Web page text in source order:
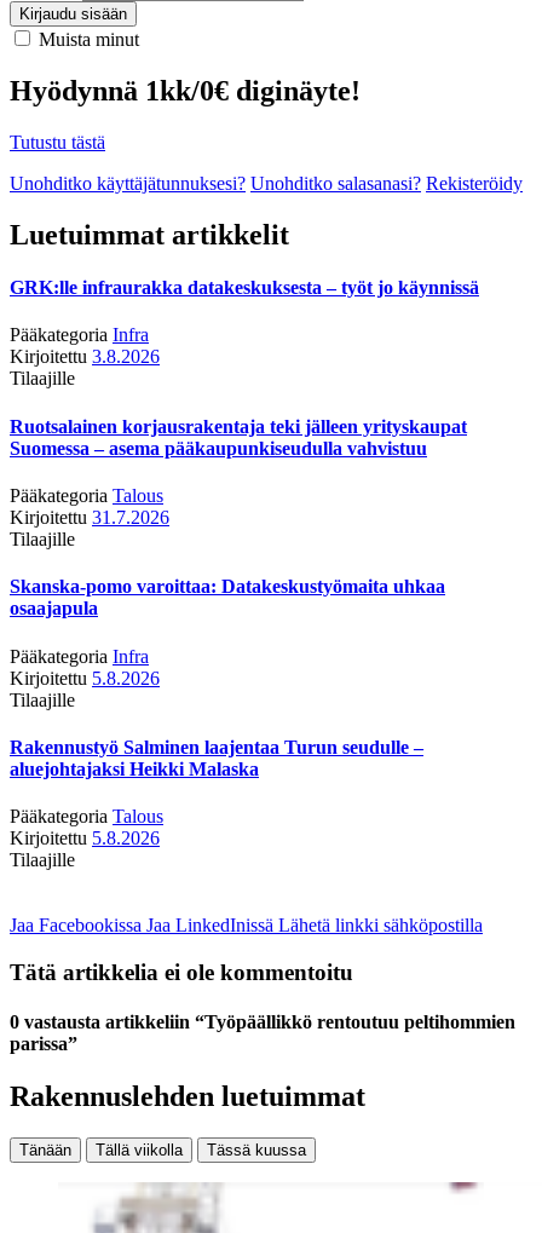
Kirjaudu sisään
Muista minut
Hyödynnä 1kk/0€ diginäyte!
Tutustu tästä
Unohditko käyttäjätunnuksesi? Unohditko salasanasi? Rekisteröidy
Luetuimmat artikkelit
GRK:lle infraurakka datakeskuksesta – työt jo käynnissä
Pääkategoria Infra
Kirjoitettu 3.8.2026
Tilaajille
Ruotsalainen korjausrakentaja teki jälleen yrityskaupat
Suomessa – asema pääkaupunkiseudulla vahvistuu
Pääkategoria Talous
Kirjoitettu 31.7.2026
Tilaajille
Skanska-pomo varoittaa: Datakeskustyömaita uhkaa
osaajapula
Pääkategoria Infra
Kirjoitettu 5.8.2026
Tilaajille
Rakennustyö Salminen laajentaa Turun seudulle –
aluejohtajaksi Heikki Malaska
Pääkategoria Talous
Kirjoitettu 5.8.2026
Tilaajille
Jaa Facebookissa Jaa LinkedInissä Lähetä linkki sähköpostilla
Tätä artikkelia ei ole kommentoitu
0 vastausta artikkeliin “Työpäällikkö rentoutuu peltihommien
parissa”
Rakennuslehden luetuimmat
Tänään Tällä viikolla Tässä kuussa